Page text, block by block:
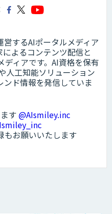
するAIポータルメディア
によるコンテンツ配信と
ィアです。AI資格を保有
人工知能ソリューション
ド情報を発信していま
す @AIsmiley.inc
もお願いいたします